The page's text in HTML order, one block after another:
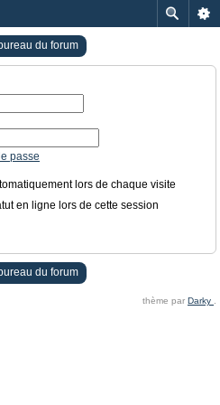
du forum
passe
lors de chaque visite
en ligne lors de cette session
du forum
thème par Darky